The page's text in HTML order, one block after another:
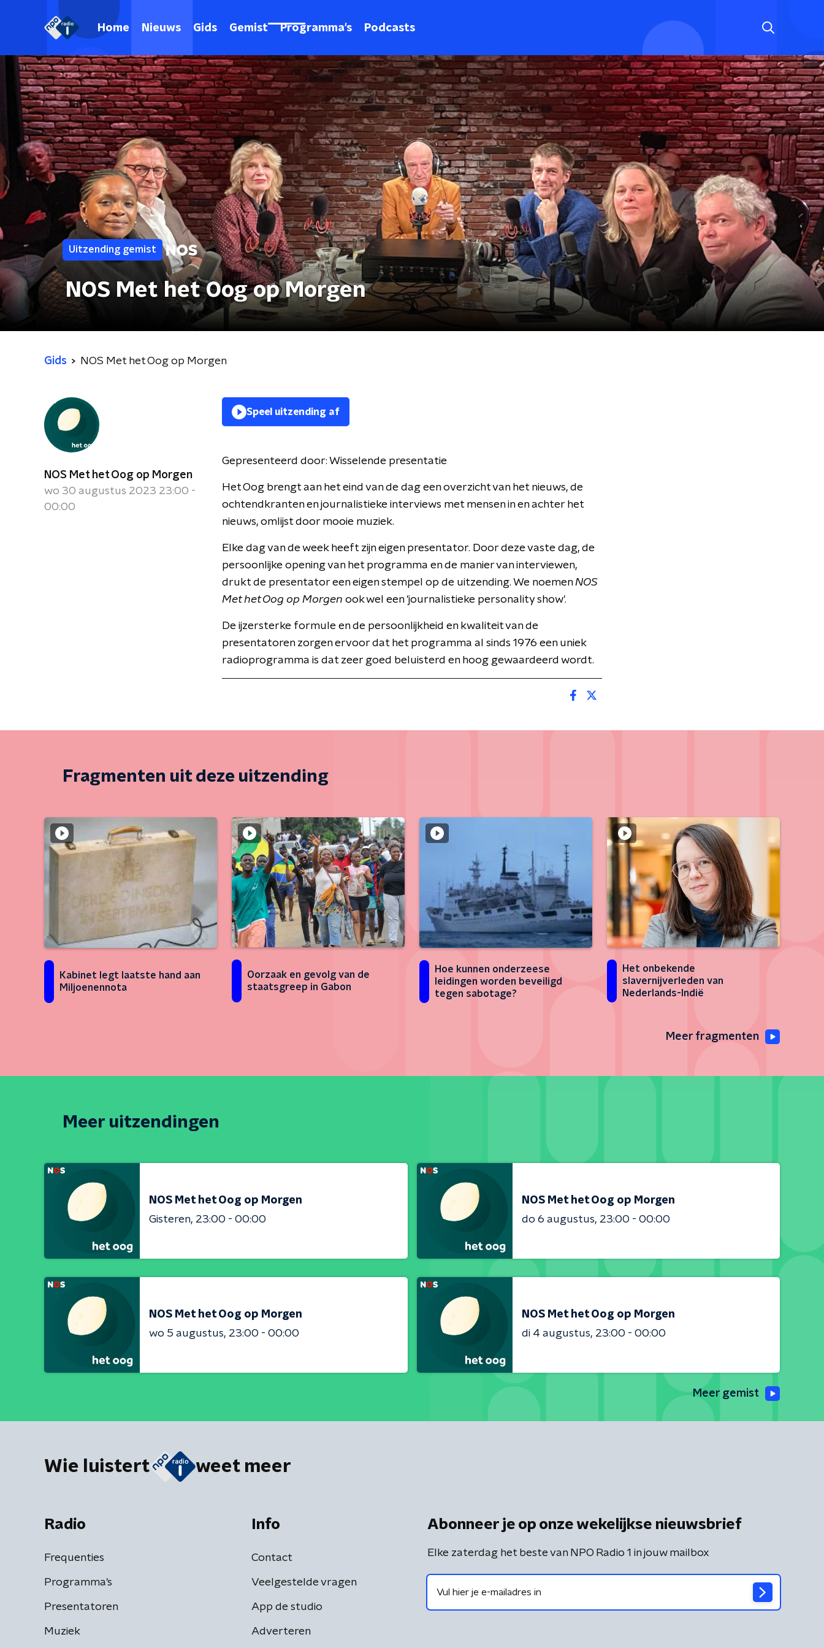
Home Nieuws Gids Gemist Programma's Podcasts
Uitzending gemist
NOS Met het Oog op Morgen
Gids NOS Met het Oog op Morgen
NOS Met het Oog op Morgen
wo 30 augustus 2023 23:00 -
00:00
Speel uitzending af
Gepresenteerd door: Wisselende presentatie
Het Oog brengt aan het eind van de dag een overzicht van het nieuws, de
ochtendkranten en journalistieke interviews met mensen in en achter het
nieuws, omlijst door mooie muziek.
Elke dag van de week heeft zijn eigen presentator. Door deze vaste dag, de
persoonlijke opening van het programma en de manier van interviewen,
drukt de presentator een eigen stempel op de uitzending. We noemenNOS
Met het Oog op Morgen ook wel een 'journalistieke personality show'.
De ijzersterke formule en de persoonlijkheid en kwaliteit van de
presentatoren zorgen ervoor dat het programma al sinds 1976 een uniek
radioprogramma is dat zeer goed beluisterd en hoog gewaardeerd wordt.
Fragmenten uit deze uitzending
Kabinet legt laatste hand aan
Miljoenennota
Oorzaak en gevolg van de
staatsgreep in Gabon
Hoe kunnen onderzeese
leidingen worden beveiligd
tegen sabotage?
Het onbekende
slavernijverleden van
Nederlands-Indië
Meer fragmenten
Meer uitzendingen
NOS Met het Oog op Morgen
Gisteren 23:00 - 00:00
NOS Met het Oog op Morgen
do 6 augustus 23:00 - 00:00
NOS Met het Oog op Morgen
wo 5 augustus 23:00 - 00:00
NOS Met het Oog op Morgen
di 4 augustus 23:00 - 00:00
Meer gemist
Wie luistert weet meer
Radio
Frequenties
Programma's
Presentatoren
Muziek
Info
Contact
Veelgestelde vragen
App de studio
Adverteren
Abonneer je op onze wekelijkse nieuwsbrief
Elke zaterdag het beste van NPO Radio 1 in jouw mailbox